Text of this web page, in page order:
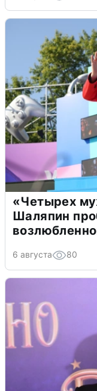
«Четырех
Шаляпин
6 августа 80